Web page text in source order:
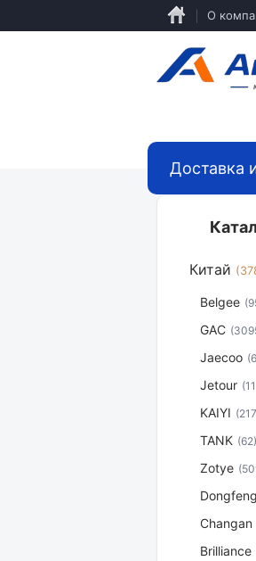
основному
О
Доставка
Китай
Belgee
GAC
Jaecoo
Jetour
KAIYI
TANK (62)
Zotye
Dongfeng
Changan
Brilliance